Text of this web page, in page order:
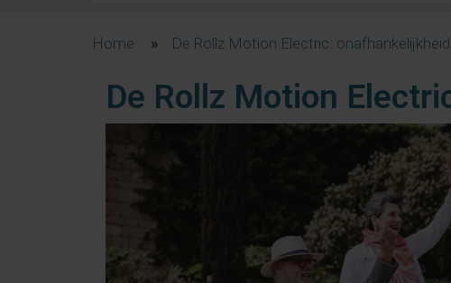
Home » De Rollz Motion Electric:
De Rollz Motion